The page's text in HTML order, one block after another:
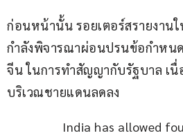
ก่อนหน้านั้น รอยเตอร์สรายงาน
กำลังพิจารณาผ่อนปรนข้อกำหน
จีน ในการทำสัญญากับรัฐบาล เนื่
บริเวณชายแดนลดลง
India has allowed